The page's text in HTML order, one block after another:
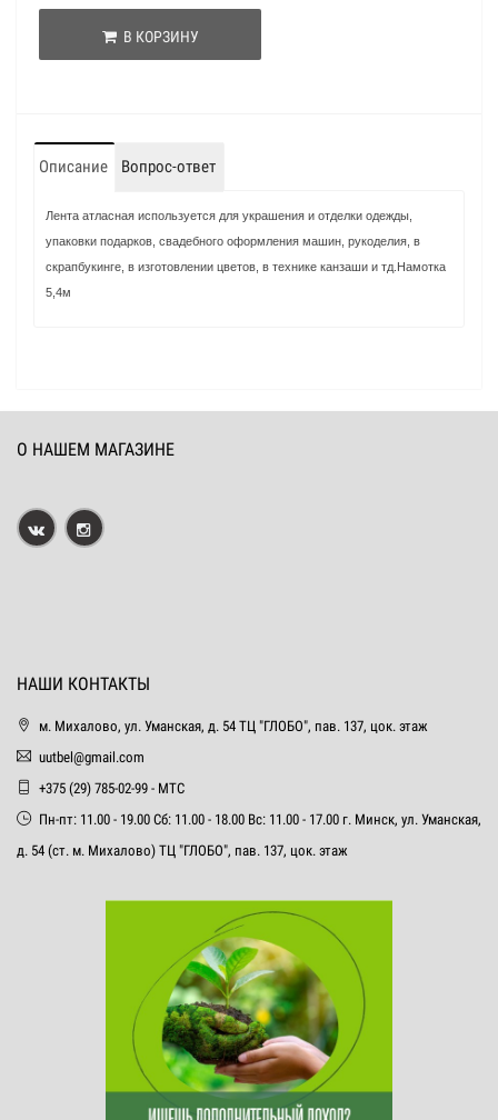
В КОРЗИНУ
Описание Вопрос-ответ
Лента атласная используется для украшения и отделки одежды,
упаковки подарков, свадебного оформления машин, рукоделия, в
скрапбукинге, в изготовлении цветов, в технике канзаши и тд.Намотка
5,4м
О НАШЕМ МАГАЗИНЕ
НАШИ КОНТАКТЫ
м. Михалово, ул. Уманская, д. 54 ТЦ "ГЛОБО", пав. 137, цок. этаж
uutbel@gmail.com
+375 (29) 785-02-99 - МТС
Пн-пт: 11.00 - 19.00 Сб: 11.00 - 18.00 Вс: 11.00 - 17.00 г. Минск, ул. Уманская,
д. 54 (ст. м. Михалово) ТЦ "ГЛОБО", пав. 137, цок. этаж